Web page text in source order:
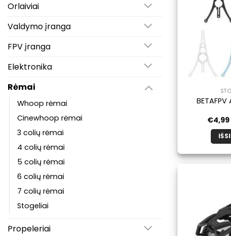
Orlaiviai
Valdymo įranga
FPV įranga
Elektronika
Rėmai
Whoop rėmai
Cinewhoop rėmai
3 colių rėmai
4 colių rėmai
5 colių rėmai
6 colių rėmai
7 colių rėmai
Stogeliai
Propeleriai
€4,99